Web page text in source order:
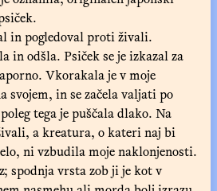
in pogledoval proti živali.
in odšla. Psiček se je izkazal za
Vkorakala je v moje
svojem, in se začela valjati po
tega je puščala dlako. Na
a kreatura, o kateri naj bi
ni vzbudila moje naklonjenosti.
spodnja vrsta zob ji je kot v